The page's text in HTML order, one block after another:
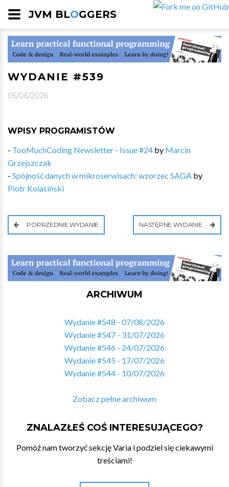
JVM BLOGGERS
WYDANIE #539
05/06/2026
WPISY PROGRAMISTÓW
- TooMuchCoding Newsletter - Issue #24 by Marcin
Grzejszczak
- Spójność danych w mikroserwisach: wzorzec SAGA by
Piotr Kolasiński
POPRZEDNIE WYDANIE NASTĘPNE WYDANIE
ARCHIWUM
Wydanie #548 - 07/08/2026
Wydanie #547 - 31/07/2026
Wydanie #546 - 24/07/2026
Wydanie #545 - 17/07/2026
Wydanie #544 - 10/07/2026
Zobacz pełne archiwum
ZNALAZŁEŚ COŚ INTERESUJĄCEGO?
Pomóż nam tworzyć sekcję Varia i podziel się ciekawymi
treściami!